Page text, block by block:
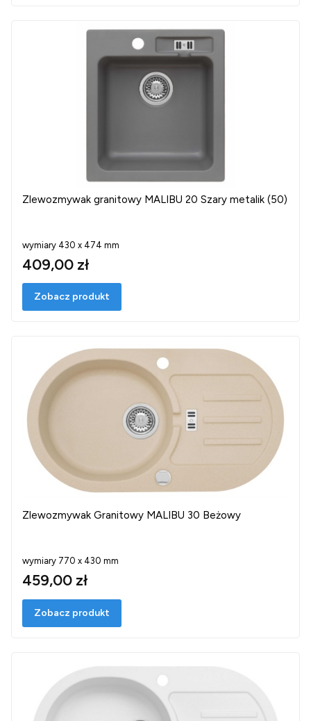
Zlewozmywak granitowy MALIBU 20 Szary metalik (50)
wymiary 430 x 474 mm
409,00 zł
Zobacz produkt
Zlewozmywak Granitowy MALIBU 30 Beżowy
wymiary 770 x 430 mm
459,00 zł
Zobacz produkt